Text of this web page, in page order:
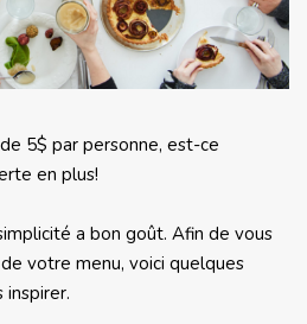
5$ par personne, est-ce
en plus!
a bon goût. Afin de vous
votre menu, voici quelques
inspirer.